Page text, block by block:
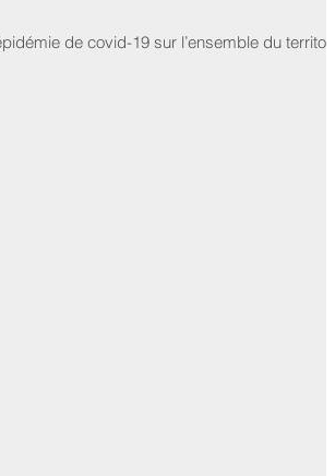
de covid-19 sur l’ensemble du territoire